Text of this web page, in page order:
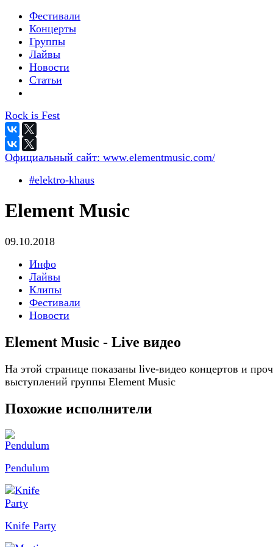
Фестивали
Концерты
Группы
Лайвы
Новости
Статьи
Rock is Fest
Официальный сайт: www.elementmusic.com/
#elektro-khaus
Element Music
09.10.2018
Инфо
Лайвы
Клипы
Фестивали
Новости
Element Music - Live видео
На этой странице показаны live-видео концертов и
выступлений группы Element Music
Похожие исполнители
Pendulum
Knife Party